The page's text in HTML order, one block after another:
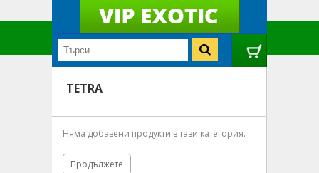
TETRA
Няма добавени продукти в тази категория.
Продължете